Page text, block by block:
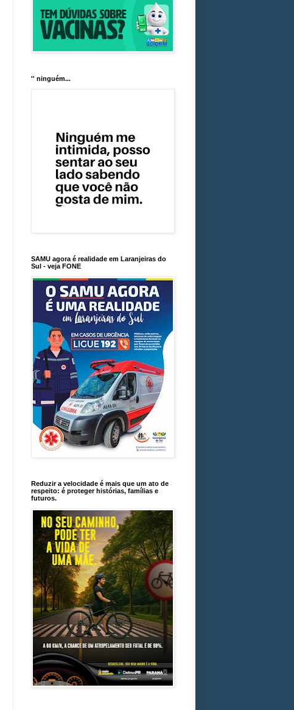
'' ninguém...
SAMU agora é realidade em Laranjeiras do
Sul - veja FONE
Reduzir a velocidade é mais que um ato de
respeito: é proteger histórias, famílias e
futuros.